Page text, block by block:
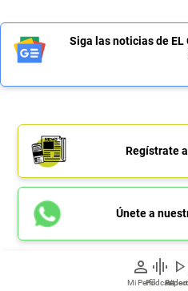
person
Mi Perfil
graphic_eq
Pódcast
play_arrow
Siga las noticias de EL
Regístrate
Únete a